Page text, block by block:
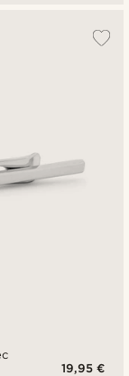
19,95 €